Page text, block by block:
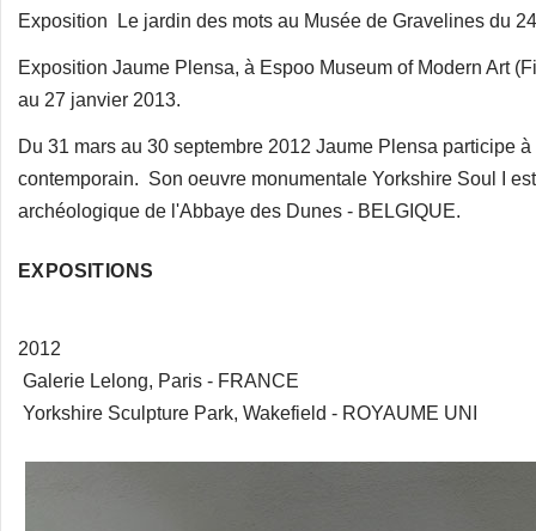
Exposition Le jardin des mots au Musée de Gravelines du
Exposition Jaume Plensa, à Espoo Museum of Modern Art
au 27 janvier 2013.
Du 31 mars au 30 septembre 2012 Jaume Plensa participe
contemporain. Son oeuvre monumentale Yorkshire Soul I
archéologique de l'Abbaye des Dunes - BELGIQUE.
EXPOSITIONS
2012
Galerie Lelong, Paris - FRANCE
Yorkshire Sculpture Park, Wakefield - ROYAUME UNI